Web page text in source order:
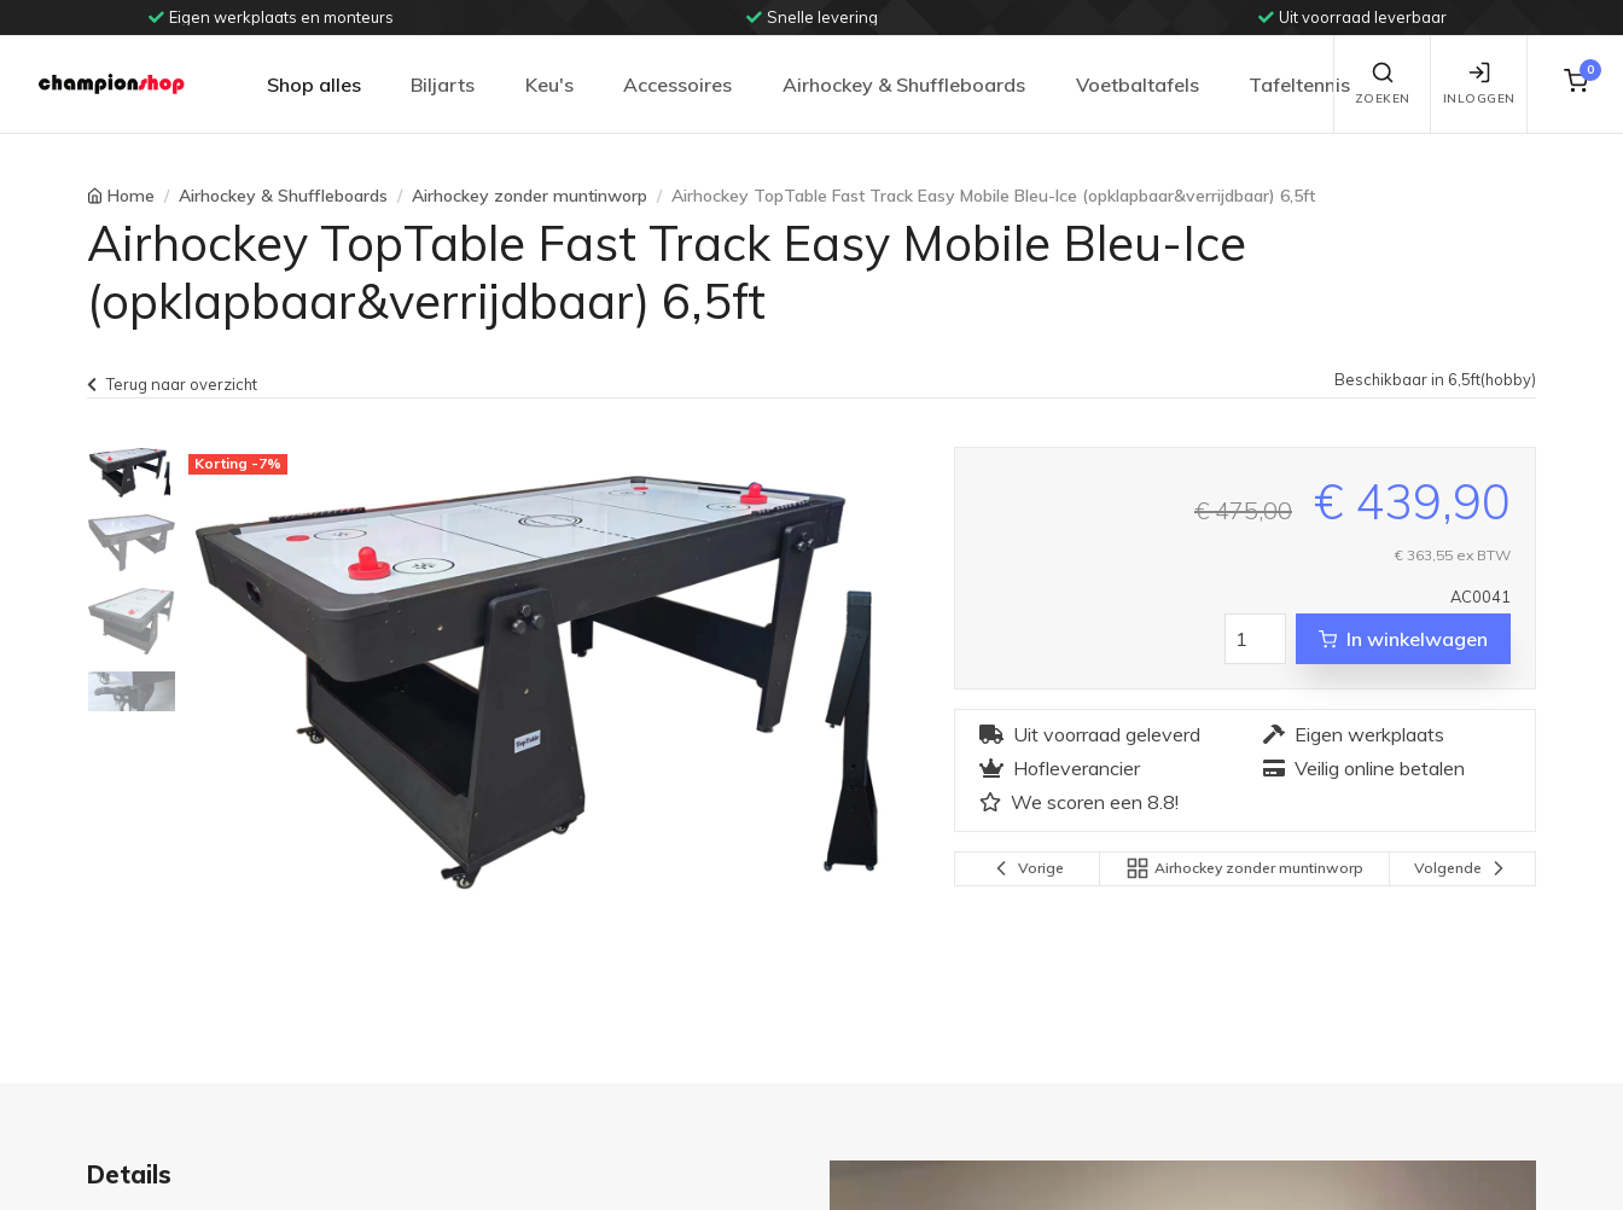
Eigen werkplaats en monteurs Snelle levering Uit voorraad leverbaar
Shop alles Biljarts Keu's Accessoires Airhockey & Shuffleboards Voetbaltafels Tafeltennis
ZOEKEN INLOGGEN
0
Home Airhockey & Shuffleboards Airhockey zonder muntinworp Airhockey TopTable Fast Track Easy Mobile Bleu-Ice (opklapbaar&verrijdbaar) 6,5ft
Airhockey TopTable Fast Track Easy Mobile Bleu-Ice
(opklapbaar&verrijdbaar) 6,5ft
Terug naar overzicht Beschikbaar in 6,5ft(hobby)
Korting -7%
€ 475,00 € 439,90
€ 363,55 ex BTW
AC0041
In winkelwagen
Uit voorraad geleverd
Eigen werkplaats
Hofleverancier
Veilig online betalen
We scoren een 8.8!
Vorige Airhockey zonder muntinworp Volgende
Details